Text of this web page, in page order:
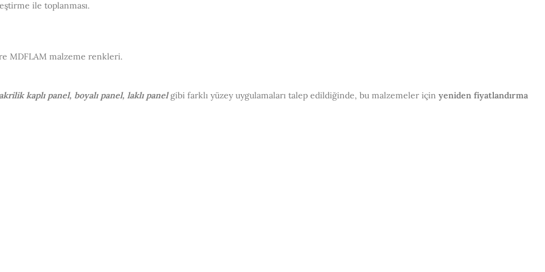
ile toplanması.
MDFLAM malzeme renkleri.
kaplı panel, boyalı panel, laklı panel gibi farklı yüzey uygulamaları talep edildiğinde, bu malzemeler için yeniden fiyatlandırma